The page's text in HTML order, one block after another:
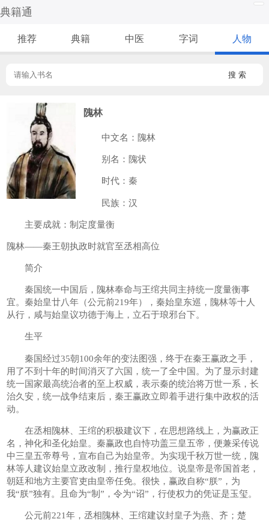
典籍通
推荐 典籍 中医 字词 人物
搜 索
隗林
中文名：隗林
别名：隗状
时代：秦
民族：汉
主要成就：制定度量衡
隗林——秦王朝执政时就官至丞相高位
简介
秦国统一中国后，隗林奉命与王绾共同主持统一度量衡事
宜。秦始皇廿八年（公元前219年），秦始皇东巡，隗林等十人
从行，咸与始皇议功德于海上，立石于琅邪台下。
生平
秦国经过35朝100余年的变法图强，终于在秦王赢政之手，
用了不到十年的时间消灭了六国，统一了全中国。为了显示封建
统一国家最高统治者的至上权威，表示秦的统治将万世一系，长
治久安，统一战争结束后，秦王赢政立即着手进行集中政权的活
动。
在丞相隗林、王绾的积极建议下，在思想路线上，为赢政正
名，神化和圣化始皇。秦赢政也自恃功盖三皇五帝，便兼采传说
中三皇五帝尊号，宣布自己为始皇帝。为实现千秋万世一统，隗
林等人建议始皇立政改制，推行皇权地位。说皇帝是帝国首老，
朝廷和地方主要官吏由皇帝任免。很快，赢政自称“朕”，为
我“朕”独有。且命为“制”，令为“诏”，行使权力的凭证是玉玺。
公元前221年，丞相隗林、王绾建议封皇子为燕、齐；楚